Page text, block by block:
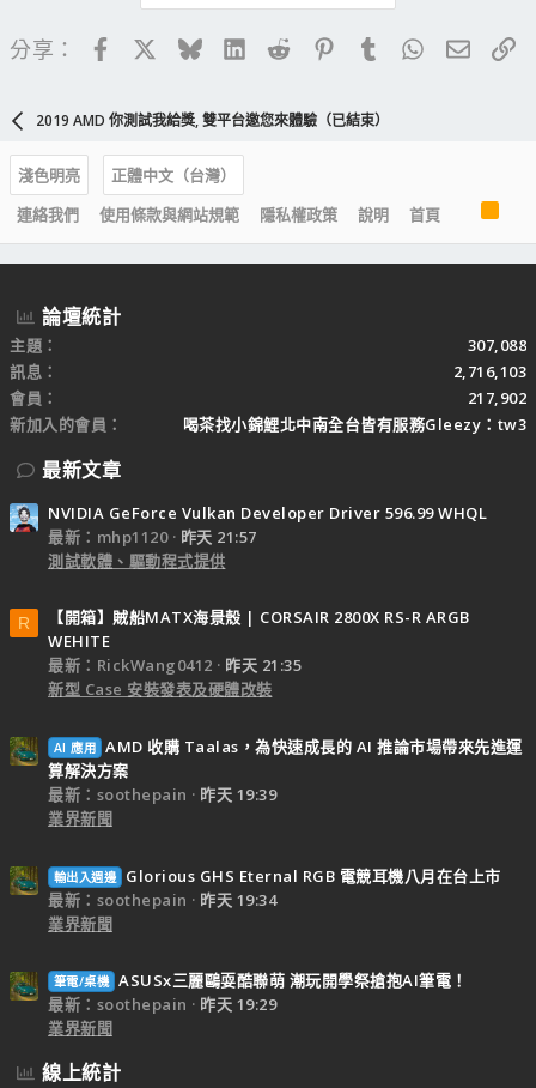
分享： FacebookBlueskyLinkedIn
Reddit PinterestTumblrWhatsApp
電子
2019 AMD 你測試我給獎, 雙平台邀您來體驗（已結束）
淺色明亮
正體中文（台灣）
連絡我們
使用條款與網站規範 隱私權政策 說明 首頁
S
論壇統計
主題
307,088
訊息
2,716,103
會員
217,902
新加入的會員
喝茶找小錦鯉北中南全台皆有服務Gleezy：tw3
最新文章
NVIDIA GeForce Vulkan Developer Driver 596.99 WHQL
最新：mhp1120
昨天 21:57
測試軟體、驅動程式提供
R
【開箱】賊船MATX海景殼 | CORSAIR 2800X RS-R ARGB
WEHITE
最新：RickWang0412
昨天 21:35
新型 Case 安裝發表及硬體改裝
AI 應用 AMD 收購 Taalas，為快速成長的 AI 推論市場帶來先進運
算解決方案
最新：soothepain
昨天 19:39
業界新聞
輸出入週邊
Glorious GHS Eternal RGB 電競耳機八月在台上市
最新：soothepain
昨天 19:34
業界新聞
筆電/桌機 ASUSx三麗鷗耍酷聯萌 潮玩開學祭搶抱AI筆電！
最新：soothepain
昨天 19:29
業界新聞
線上統計